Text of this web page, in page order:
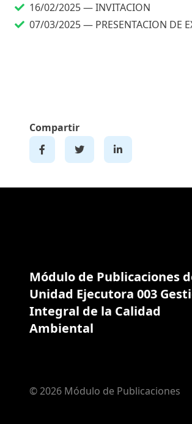
16/02/2025 —INVITACION
07/03/2025 — PRESENTACION DE
Compartir
Módulo de Publicaciones
Unidad Ejecutora 003
Integral de la Calidad
Ambiental
© 2026 Módulo de Publicaciones